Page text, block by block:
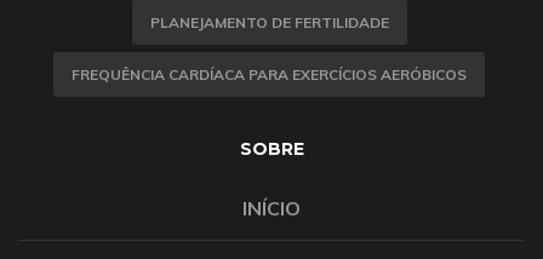
PLANEJAMENTO DE FERTILIDADE
FREQUÊNCIA CARDÍACA PARA EXERCÍCIOS AERÓBICOS
SOBRE
INÍCIO